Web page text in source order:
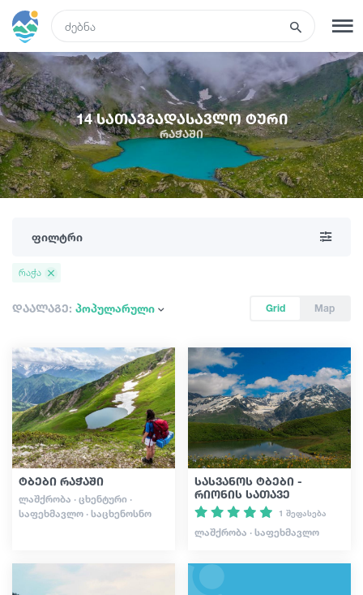
რეგისტრაცია შესვლა
რა ვნახოთ
ტურები
სასტუმროები
კვება და ღვინო
გიდები
სტატიები
ტრანსპორტი
ივენთები
14 სათავგადასავლო ტური
რაჭაში
ფილტრი
Grid Map
დაალაგე: პოპულარული
რაჭა
ტბები რაჭაში
ᲚᲐᲨᲥᲠᲝᲑᲐ · ᲪᲮᲔᲜᲢᲣᲠᲘ ·
ᲡᲐᲤᲔᲮᲛᲐᲕᲚᲝ · ᲡᲐᲪᲮᲔᲜᲝᲡᲜᲝ
სასვანოს ტბები -
რიონის სათავე
1 შეფასება
ᲚᲐᲨᲥᲠᲝᲑᲐ · ᲡᲐᲤᲔᲮᲛᲐᲕᲚᲝ